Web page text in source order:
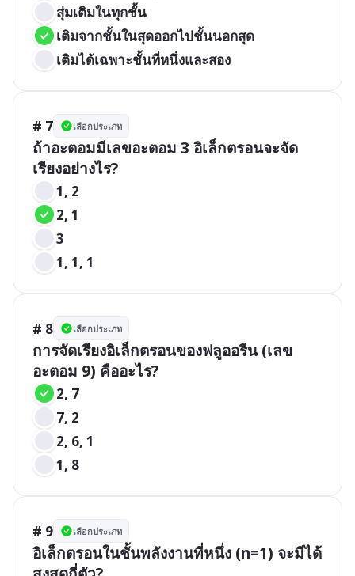
สุ่มเติมในทุกชั้น
เติมจากชั้นในสุดออกไปชั้นนอกสุด
เติมได้เฉพาะชั้นที่หนึ่งและสอง
# 7 เลือกประเภท
ถ้าอะตอมมีเลขอะตอม 3 อิเล็กตรอนจะจัด
เรียงอย่างไร?
1, 2
2, 1
3
1, 1, 1
# 8 เลือกประเภท
การจัดเรียงอิเล็กตรอนของฟลูออรีน (เลข
อะตอม 9) คืออะไร?
2, 7
7, 2
2, 6, 1
1, 8
# 9 เลือกประเภท
อิเล็กตรอนในชั้นพลังงานที่หนึ่ง (n=1) จะมีได้